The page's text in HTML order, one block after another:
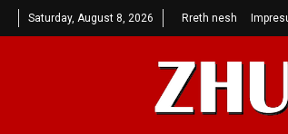
Saturday, August 8, 2026 Rreth nesh